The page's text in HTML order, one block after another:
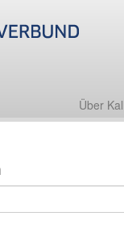
Über
Korrespondenz)